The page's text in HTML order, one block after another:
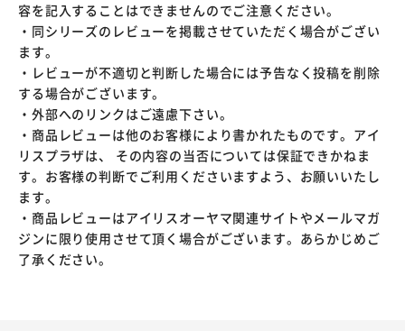
容を記入することはできませんのでご注意ください。
・同シリーズのレビューを掲載させていただく場合がござい
ます。
・レビューが不適切と判断した場合には予告なく投稿を削除
する場合がございます。
・外部へのリンクはご遠慮下さい。
・商品レビューは他のお客様により書かれたものです。アイ
リスプラザは、 その内容の当否については保証できかねま
す。お客様の判断でご利用くださいますよう、お願いいたし
ます。
・商品レビューはアイリスオーヤマ関連サイトやメールマガ
ジンに限り使用させて頂く場合がございます。あらかじめご
了承ください。